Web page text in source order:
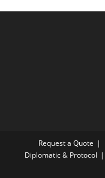
Request a Quote
Diplomatic & Protocol